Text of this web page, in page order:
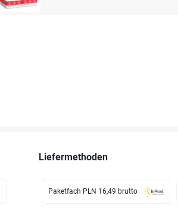
Liefermethoden
Paketfach PLN 16,49 brutto